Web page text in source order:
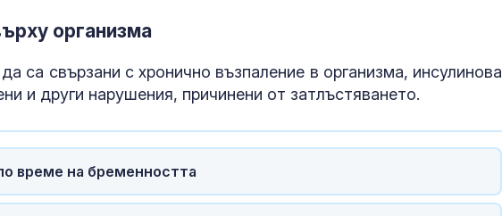
организма
са свързани с хронично възпаление в организма, инсулинова
и други нарушения, причинени от затлъстяването.
време на бременността
в рокля (ВИДЕО 16+)
полети под радара